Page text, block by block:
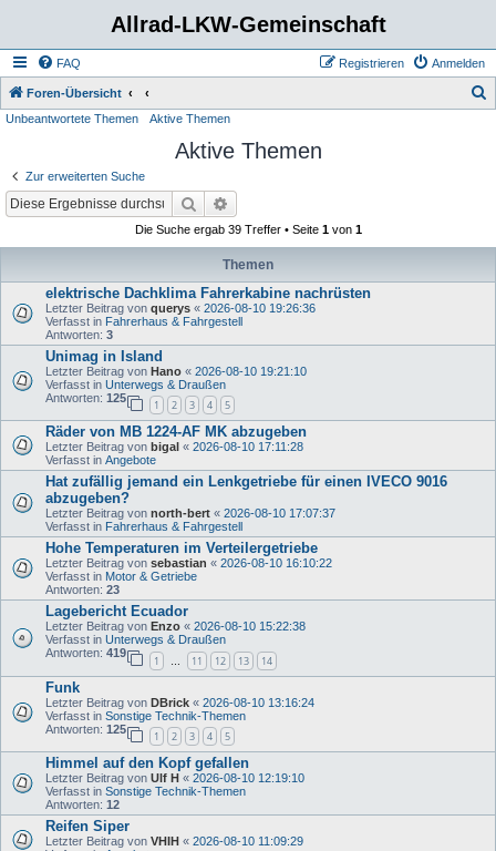
Allrad-LKW-Gemeinschaft
FAQ Anmelden
Registrieren
Foren-Übersicht
Unbeantwortete Themen Aktive Themen
Aktive Themen
Zur erweiterten Suche
Suche
Die Suche ergab 39 Treffer • Seite 1von 1
Themen
elektrische Dachklima Fahrerkabine nachrüsten
Letzter Beitrag von querys « 2026-08-10 19:26:36
Verfasst in Fahrerhaus & Fahrgestell
Antworten: 3
Unimag in Island
Letzter Beitrag von Hano « 2026-08-10 19:21:10
Verfasst in Unterwegs & Draußen
Antworten: 125
1 2 3 4 5
Räder von MB 1224-AF MK abzugeben
Letzter Beitrag von bigal « 2026-08-10 17:11:28
Verfasst in Angebote
Hat zufällig jemand ein Lenkgetriebe für einen IVECO 9016
abzugeben?
Letzter Beitrag von north-bert « 2026-08-10 17:07:37
Verfasst in Fahrerhaus & Fahrgestell
Hohe Temperaturen im Verteilergetriebe
Letzter Beitrag von sebastian « 2026-08-10 16:10:22
Verfasst in Motor & Getriebe
Antworten: 23
Lagebericht Ecuador
Letzter Beitrag von Enzo « 2026-08-10 15:22:38
Verfasst in Unterwegs & Draußen
Antworten: 419
1 … 11 12 13 14
Funk
Letzter Beitrag von DBrick « 2026-08-10 13:16:24
Verfasst in Sonstige Technik-Themen
Antworten: 125
1 2 3 4 5
Himmel auf den Kopf gefallen
Letzter Beitrag von Ulf H « 2026-08-10 12:19:10
Verfasst in Sonstige Technik-Themen
Antworten: 12
Reifen Siper
Letzter Beitrag von VHIH « 2026-08-10 11:09:29